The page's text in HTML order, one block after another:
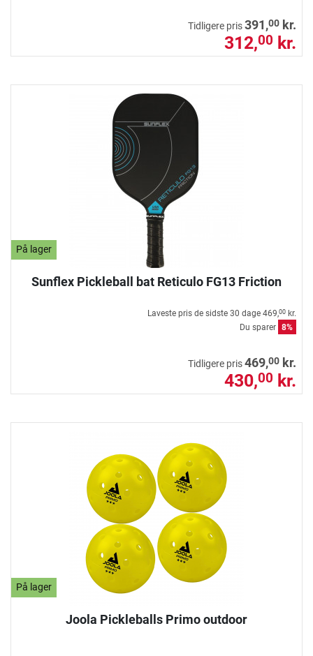
Tidligere pris391,00 kr.
312,00 kr.
På lager
Sunflex Pickleball bat Reticulo FG13 Friction
Laveste pris de sidste 30 dage 469,00 kr.
Du sparer 8%
Tidligere pris469,00 kr.
430,00 kr.
På lager
Joola Pickleballs Primo outdoor